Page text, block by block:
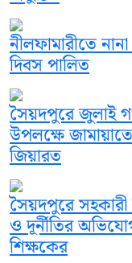
নীলফামারীতে
দিবস পালিত
সৈয়দপুরে জুলাই
উপলক্ষে
জিয়ারত
সৈয়দপুরে সহকারী
ও দূর্নীতির
শিক্ষকের